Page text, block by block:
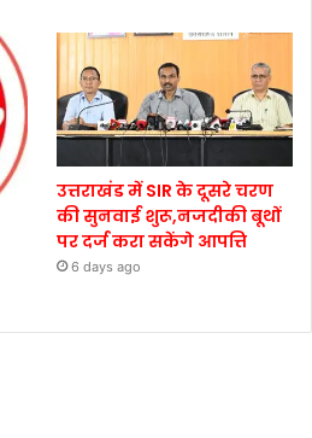
उत्तराखंड में SIR के दूसरे चरण
की सुनवाई शुरू,नजदीकी बूथों
पर दर्ज करा सकेंगे आपत्ति
6 days ago